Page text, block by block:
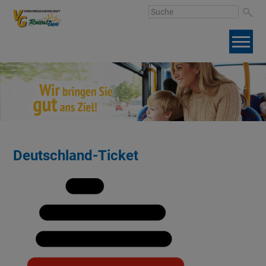
Deutschland-Ticket